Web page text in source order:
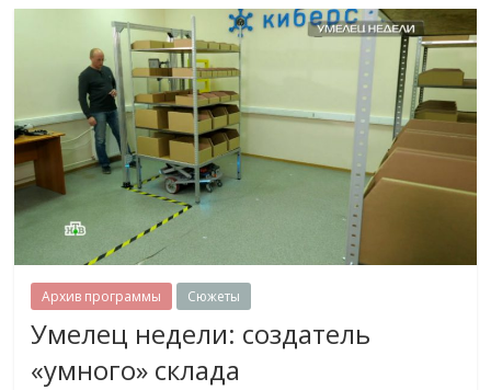
Архив программы Сюжеты
Умелец недели: создатель
«умного» склада